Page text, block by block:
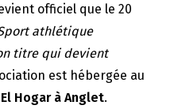
officiel que le 20
athlétique
titre qui devient
est hébergée au
Hogar à Anglet.